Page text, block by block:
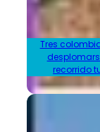
Tres
recorrido